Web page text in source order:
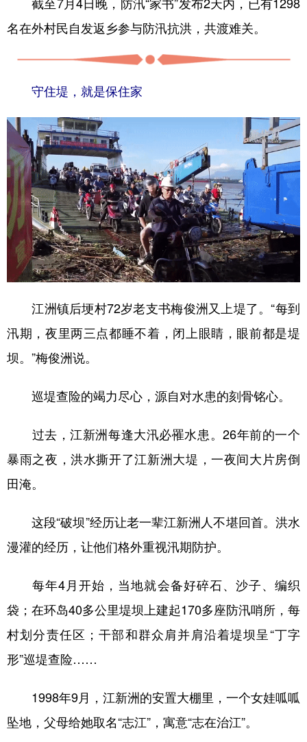
截至7月4日晚，防汛“家书”发布2天内，已有1298
名在外村民自发返乡参与防汛抗洪，共渡难关。
守住堤，就是保住家
江洲镇后埂村72岁老支书梅俊洲又上堤了。“每到
汛期，夜里两三点都睡不着，闭上眼睛，眼前都是堤
坝。”梅俊洲说。
巡堤查险的竭力尽心，源自对水患的刻骨铭心。
过去，江新洲每逢大汛必罹水患。26年前的一个
暴雨之夜，洪水撕开了江新洲大堤，一夜间大片房倒
田淹。
这段“破坝”经历让老一辈江新洲人不堪回首。洪水
漫灌的经历，让他们格外重视汛期防护。
每年4月开始，当地就会备好碎石、沙子、编织
袋；在环岛40多公里堤坝上建起170多座防汛哨所，每
村划分责任区；干部和群众肩并肩沿着堤坝呈“丁字
形”巡堤查险……
1998年9月，江新洲的安置大棚里，一个女娃呱呱
坠地，父母给她取名“志江”，寓意“志在治江”。